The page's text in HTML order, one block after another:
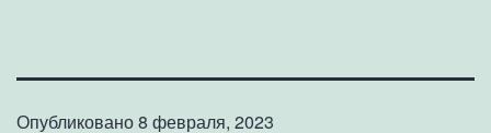
Опубликовано8 февраля, 2023